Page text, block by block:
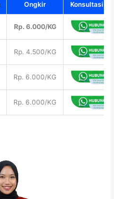
Ongkir Konsultasi
Rp. 6.000/KG
Rp. 4.500/KG
Rp. 6.000/KG
Rp. 6.000/KG